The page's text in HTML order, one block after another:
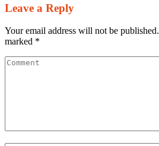
Leave a Reply
Your email address will not be published.
marked *